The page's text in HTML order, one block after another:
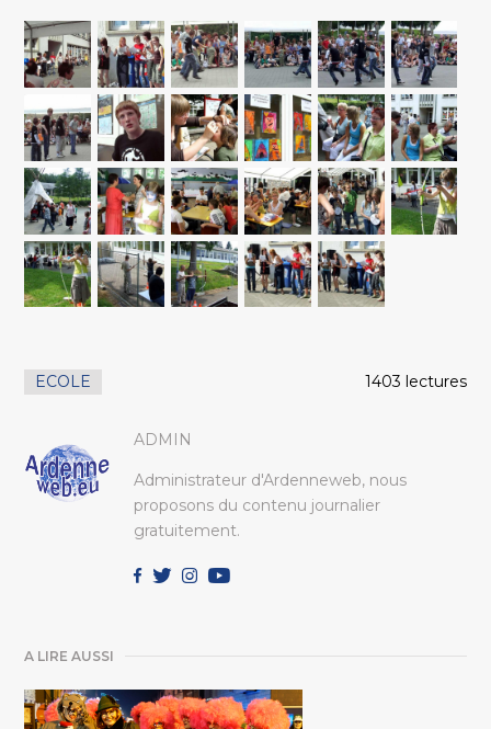
ECOLE 1403 lectures
ADMIN
Administrateur d'Ardenneweb, nous
proposons du contenu journalier
gratuitement.
A LIRE AUSSI